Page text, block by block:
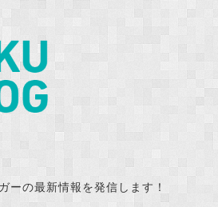
ーの最新情報を発信します！